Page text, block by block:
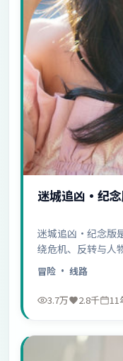
迷城追凶·纪
迷城追凶·纪念版
绕危机、反转与人
荐观看。
冒险 · 线路
3.7万 2.8千 11